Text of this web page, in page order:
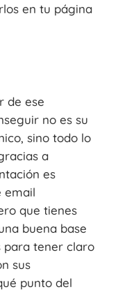
en tu página
de ese
no es su
sino todo lo
a
es
email
que tienes
buena base
para tener claro
sus
punto del